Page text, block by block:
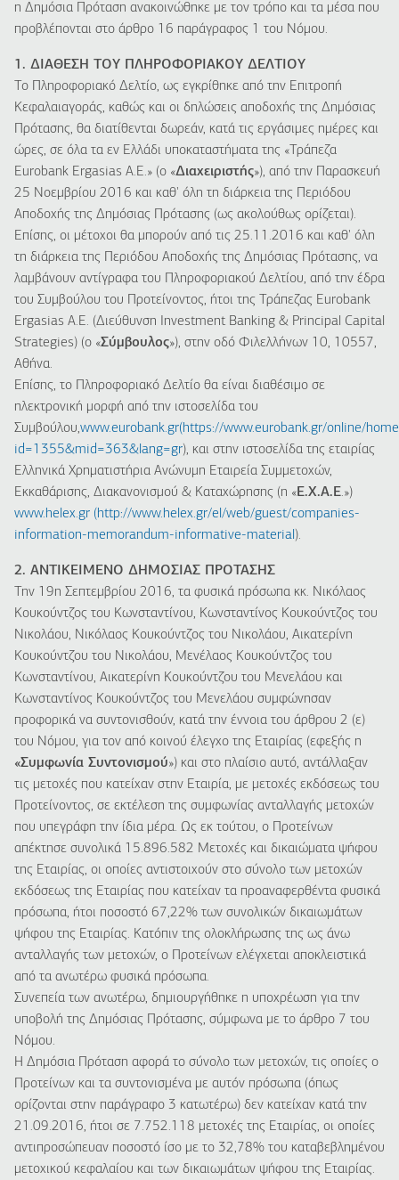
η Δημόσια Πρόταση ανακοινώθηκε με τον τρόπο και τα μέσα που
προβλέπονται στο άρθρο 16 παράγραφος 1 του Νόμου.
1. ΔΙΑΘΕΣΗ ΤΟΥ ΠΛΗΡΟΦΟΡΙΑΚΟΥ ΔΕΛΤΙΟΥ
Το Πληροφοριακό Δελτίο, ως εγκρίθηκε από την Επιτροπή
Κεφαλαιαγοράς, καθώς και οι δηλώσεις αποδοχής της Δημόσιας
Πρότασης, θα διατίθενται δωρεάν, κατά τις εργάσιμες ημέρες και
ώρες, σε όλα τα εν Ελλάδι υποκαταστήματα της «Τράπεζα
Eurobank Ergasias Α.Ε.» (ο «Διαχειριστής»), από την Παρασκευή
25 Νοεμβρίου 2016 και καθ' όλη τη διάρκεια της Περιόδου
Αποδοχής της Δημόσιας Πρότασης (ως ακολούθως ορίζεται).
Επίσης, οι μέτοχοι θα μπορούν από τις 25.11.2016 και καθ' όλη
τη διάρκεια της Περιόδου Αποδοχής της Δημόσιας Πρότασης, να
λαμβάνουν αντίγραφα του Πληροφοριακού Δελτίου, από την έδρα
του Συμβούλου του Προτείνοντος, ήτοι της Τράπεζας Eurobank
Ergasias Α.Ε. (Διεύθυνση Investment Banking & Principal Capital
Strategies) (ο «Σύμβουλος»), στην οδό Φιλελλήνων 10, 10557,
Αθήνα.
Επίσης, το Πληροφοριακό Δελτίο θα είναι διαθέσιμο σε
ηλεκτρονική μορφή από την ιστοσελίδα του
Συμβούλου,www.eurobank.gr(https://www.eurobank.gr/online/
id=1355&mid=363&lang=gr), και στην ιστοσελίδα της εταιρίας
Ελληνικά Χρηματιστήρια Ανώνυμη Εταιρεία Συμμετοχών,
Εκκαθάρισης, Διακανονισμού & Καταχώρησης (η «Ε.Χ.Α.Ε.»)
www.helex.gr (http://www.helex.gr/el/web/guest/companies-
information-memorandum-informative-material ).
2. ΑΝΤΙΚΕΙΜΕΝΟ ΔΗΜΟΣΙΑΣ ΠΡΟΤΑΣΗΣ
Την 19η Σεπτεμβρίου 2016, τα φυσικά πρόσωπα κκ. Νικόλαος
Κουκούντζος του Κωνσταντίνου, Κωνσταντίνος Κουκούντζος του
Νικολάου, Νικόλαος Κουκούντζος του Νικολάου, Αικατερίνη
Κουκούντζου του Νικολάου, Μενέλαος Κουκούντζος του
Κωνσταντίνου, Αικατερίνη Κουκούντζου του Μενελάου και
Κωνσταντίνος Κουκούντζος του Μενελάου συμφώνησαν
προφορικά να συντονισθούν, κατά την έννοια του άρθρου 2 (ε)
του Νόμου, για τον από κοινού έλεγχο της Εταιρίας (εφεξής η
«Συμφωνία Συντονισμού») και στο πλαίσιο αυτό, αντάλλαξαν
τις μετοχές που κατείχαν στην Εταιρία, με μετοχές εκδόσεως του
Προτείνοντος, σε εκτέλεση της συμφωνίας ανταλλαγής μετοχών
που υπεγράφη την ίδια μέρα. Ως εκ τούτου, ο Προτείνων
απέκτησε συνολικά 15.896.582 Μετοχές και δικαιώματα ψήφου
της Εταιρίας, οι οποίες αντιστοιχούν στο σύνολο των μετοχών
εκδόσεως της Εταιρίας που κατείχαν τα προαναφερθέντα φυσικά
πρόσωπα, ήτοι ποσοστό 67,22% των συνολικών δικαιωμάτων
ψήφου της Εταιρίας. Κατόπιν της ολοκλήρωσης της ως άνω
ανταλλαγής των μετοχών, ο Προτείνων ελέγχεται αποκλειστικά
από τα ανωτέρω φυσικά πρόσωπα.
Συνεπεία των ανωτέρω, δημιουργήθηκε η υποχρέωση για την
υποβολή της Δημόσιας Πρότασης, σύμφωνα με το άρθρο 7 του
Νόμου.
Η Δημόσια Πρόταση αφορά το σύνολο των μετοχών, τις οποίες ο
Προτείνων και τα συντονισμένα με αυτόν πρόσωπα (όπως
ορίζονται στην παράγραφο 3 κατωτέρω) δεν κατείχαν κατά την
21.09.2016, ήτοι σε 7.752.118 μετοχές της Εταιρίας, οι οποίες
αντιπροσώπευαν ποσοστό ίσο με το 32,78% του καταβεβλημένου
μετοχικού κεφαλαίου και των δικαιωμάτων ψήφου της Εταιρίας.